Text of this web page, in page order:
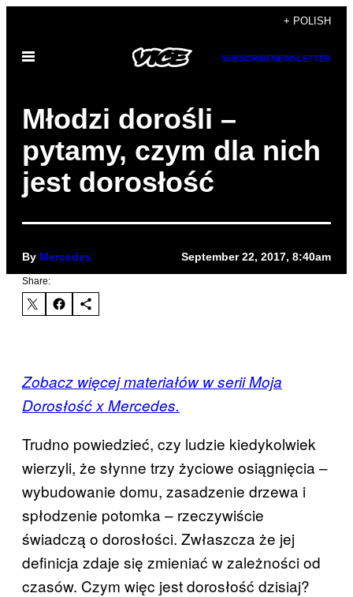
content
+ POLISH
Open
SUBSCRIBENEWSLETTER
Młodzi dorośli –
pytamy, czym dla nich
jest dorosłość
By Mercedes September 22, 2017, 8:40am
Share:
Zobacz więcej materiałów w serii Moja
Dorosłość x Mercedes.
Trudno powiedzieć, czy ludzie kiedykolwiek
wierzyli, że słynne trzy życiowe osiągnięcia –
wybudowanie domu, zasadzenie drzewa i
spłodzenie potomka – rzeczywiście
świadczą o dorosłości. Zwłaszcza że jej
definicja zdaje się zmieniać w zależności od
czasów. Czym więc jest dorosłość dzisiaj?